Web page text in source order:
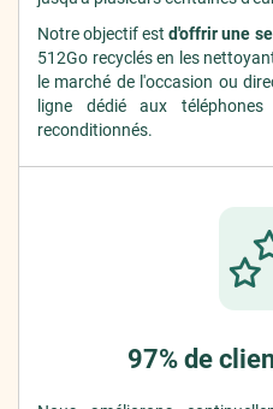
Notre objectif estd'offrir une
512Go recyclés en les
le marché de l'occasion ou
ligne dédié aux
reconditionnés.
97% de